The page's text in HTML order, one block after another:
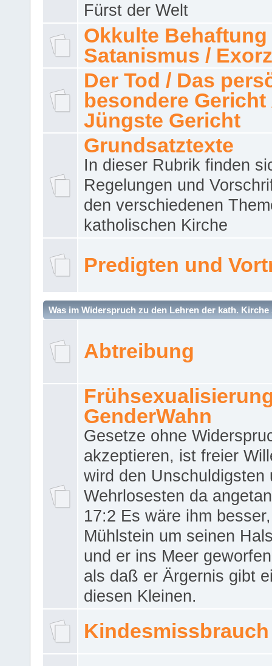
Fürst der Welt
Okkulte Behaftung
Satanismus /
Der Tod / Das
besondere Gericht
Jüngste Gericht
Grundsatztexte
In dieser Rubrik finden
Regelungen und
den verschiedenen
katholischen Kirche
Predigten und
Was im Widerspruch zu den Lehren der kath. Kirche
Abtreibung
GenderWahn
Gesetze ohne
akzeptieren, ist freier
wird den Unschuldigsten
Wehrlosesten da
17:2 Es wäre ihm
Mühlstein um seinen
und er ins Meer
als daß er Ärgernis gibt
diesen Kleinen.
Kindesmissbrauch